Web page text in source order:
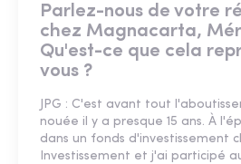
Parlez-nous de votre
chez Magnacarta,
Qu'est-ce que cela
vous ?
JPG : C'est avant tout
nouée il y a presque 15 ans. À
dans un fonds d'investissement
Investissement et j'ai participé